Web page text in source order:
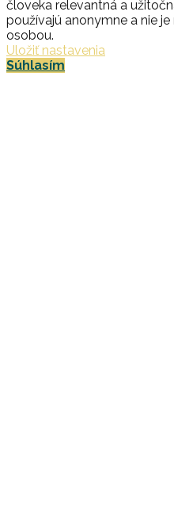
človeka relevantná a
používajú anonymne a nie
osobou.
Uložiť nastavenia
Súhlasím